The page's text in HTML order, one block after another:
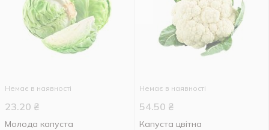
Немає в наявності
23.20 ₴
Молода капуста
Немає в наявності
54.50 ₴
Капуста цвітна